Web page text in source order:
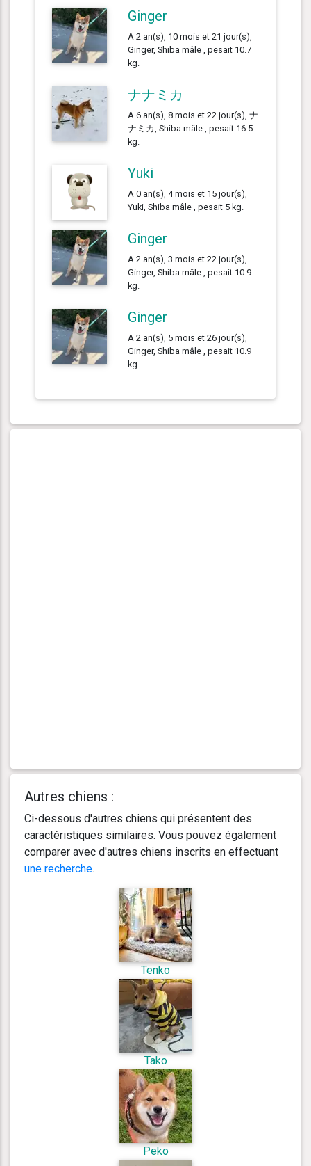
Ginger
A 2 an(s), 10 mois et 21 jour(s),
Ginger, Shiba mâle , pesait 10.7
kg.
ナナミカ
A 6 an(s), 8 mois et 22 jour(s), ナ
ナミカ, Shiba mâle , pesait 16.5
kg.
Yuki
A 0 an(s), 4 mois et 15 jour(s),
Yuki, Shiba mâle , pesait 5 kg.
Ginger
A 2 an(s), 3 mois et 22 jour(s),
Ginger, Shiba mâle , pesait 10.9
kg.
Ginger
A 2 an(s), 5 mois et 26 jour(s),
Ginger, Shiba mâle , pesait 10.9
kg.
Autres chiens :
Ci-dessous d'autres chiens qui présentent des
caractéristiques similaires. Vous pouvez également
comparer avec d'autres chiens inscrits en effectuant
une recherche.
Tenko
Tako
Peko